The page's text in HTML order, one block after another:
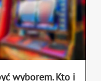
wyborem. Kto i